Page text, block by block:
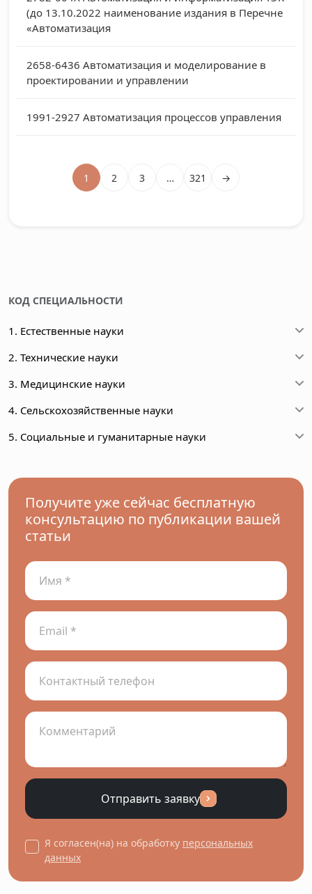
(до 13.10.2022 наименование издания в Перечне
«Автоматизация
2658-6436 Автоматизация и моделирование в
проектировании и управлении
1991-2927 Автоматизация процессов управления
1 2 3 … 321 →
КОД СПЕЦИАЛЬНОСТИ
1. Естественные науки
2. Технические науки
3. Медицинские науки
4. Сельскохозяйственные науки
5. Социальные и гуманитарные науки
Получите уже сейчас бесплатную
консультацию по публикации вашей
статьи
Отправить заявку
Я согласен(на) на обработку персональных
данных